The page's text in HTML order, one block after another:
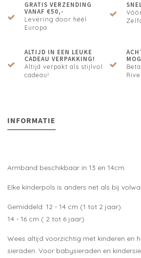
GRATIS VERZENDING
VANAF €50,-
Levering door héél
Europa
ALTIJD IN EEN LEUKE
CADEAU VERPAKKING!
Altijd verpakt als stijlvol
cadeau!
INFORMATIE
Armband beschikbaar in 13 en 14cm.
Elke kinderpols is anders net als bij
Gemiddeld: 12 - 14 cm (1 tot 2 jaar).
14 - 16 cm ( 2 tot 6 jaar)
Wees altijd voorzichtig met kinderen en
sieraden. Voor babysieraden en